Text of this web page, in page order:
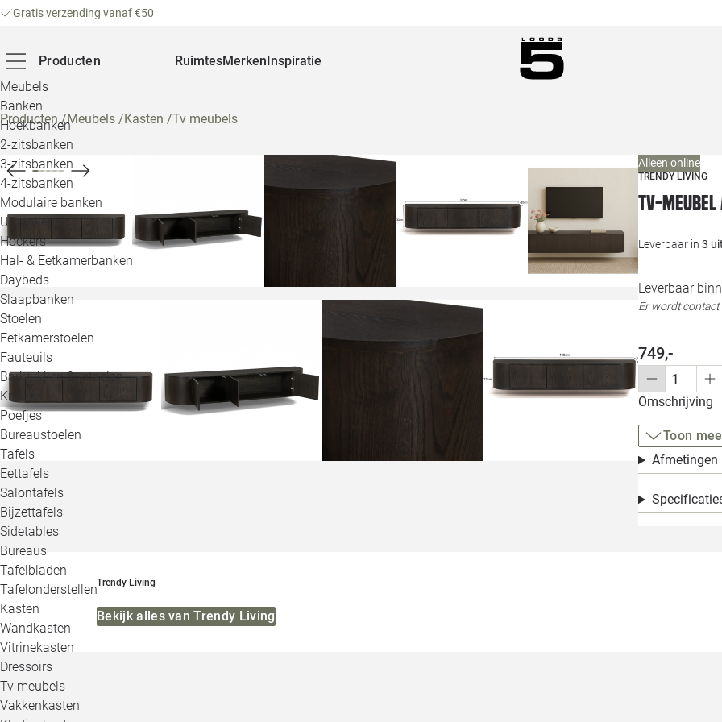
Gratis verzending vanaf €50
Producten
Meubels
Banken
Hoekbanken
2-zitsbanken
3-zitsbanken
4-zitsbanken
Modulaire banken
U-banken
Hockers
Hal- & Eetkamerbanken
Daybeds
Slaapbanken
Stoelen
Eetkamerstoelen
Fauteuils
Barkrukken & -stoelen
Krukjes
Poefjes
Bureaustoelen
Tafels
Eettafels
Salontafels
Bijzettafels
Sidetables
Bureaus
Tafelbladen
Tafelonderstellen
Kasten
Wandkasten
Vitrinekasten
Dressoirs
Tv meubels
Vakkenkasten
RuimtesMerkenInspiratie
Producten/Meubels /Kasten /Tv meubels
Alleen online
TRENDY LIVING
Tv-meubel
Leverbaar in 3
Leverbaar
Er wordt
749,-
Omschrijving
Toon
Afmetingen
Trendy Living
Bekijk alles van Trendy Living